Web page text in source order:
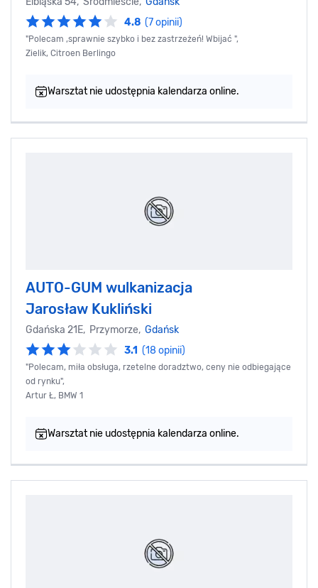
4.8 (7 opinii)
"Polecam ,sprawnie szybko i bez zastrzeżeń! Wbijać ",
Zielik, Citroen Berlingo
Warsztat nie udostępnia kalendarza online.
AUTO-GUM wulkanizacja
Jarosław Kukliński
Gdańska 21E, Przymorze, Gdańsk
3.1 (18 opinii)
"Polecam, miła obsługa, rzetelne doradztwo, ceny nie odbiegające
od rynku",
Artur Ł, BMW 1
Warsztat nie udostępnia kalendarza online.